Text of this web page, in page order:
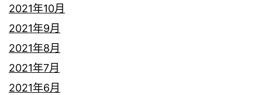
2021年10月
2021年9月
2021年8月
2021年7月
2021年6月